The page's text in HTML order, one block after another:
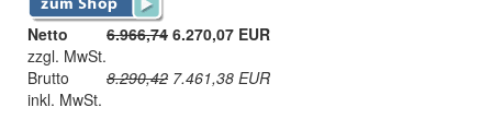
Netto 6.966,74 6.270,07 EUR
zzgl. MwSt.
Brutto
8.290,42 7.461,38 EUR
inkl. MwSt.